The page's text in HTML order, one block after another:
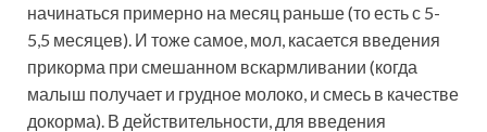
начинаться примерно на месяц раньше (то есть с 5-
5,5 месяцев). И тоже самое, мол, касается введения
прикорма при смешанном вскармливании (когда
малыш получает и грудное молоко, и смесь в качестве
докорма). В действительности, для введения